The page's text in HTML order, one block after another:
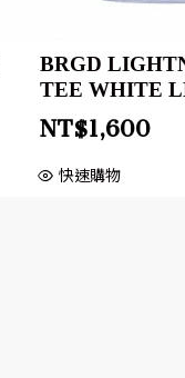
BRGD
TEE WHITE
NT$1,600
快速購物